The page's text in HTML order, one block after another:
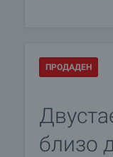
ПРОДАДЕН
близо